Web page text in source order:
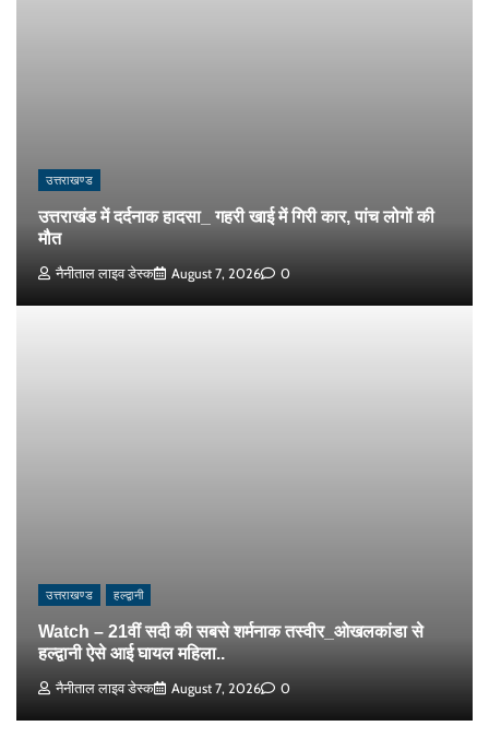
उत्तराखण्ड
उत्तराखंड में दर्दनाक हादसा_ गहरी खाई में गिरी कार, पांच लोगों की
मौत
नैनीताल लाइव डेस्क August 7, 2026 0
उत्तराखण्ड हल्द्वानी
Watch – 21वीं सदी की सबसे शर्मनाक तस्वीर_ओखलकांडा से
हल्द्वानी ऐसे आई घायल महिला..
नैनीताल लाइव डेस्क August 7, 2026 0